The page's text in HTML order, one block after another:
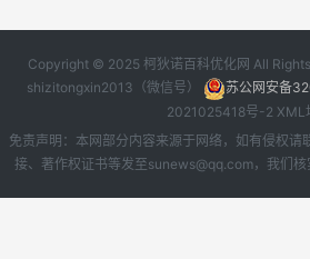
Copyright © 2025 柯狄诺百科优化网 All Rights
shizitongxin2013（微信号）
苏公网安备
2021025418号-2 XML
免责声明：本网部分内容来源于网络，如有侵权请
接、著作权证书等发至sunews@qq.com，我们核